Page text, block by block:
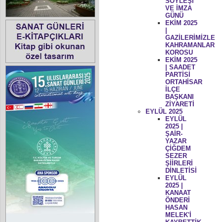
VE İMZA
GÜNÜ
EKİM 2025
GAZİLERİMİZLE
KAHRAMANLAR
KOROSU
EKİM 2025
| SAADET
PARTİSİ
ORTAHİSAR
İLÇE
BAŞKANI
ZİYARETİ
EYLÜL 2025
EYLÜL
2025 |
ŞAİR-
YAZAR
ÇİĞDEM
SEZER
ŞİİRLERİ
DİNLETİSİ
EYLÜL
2025 |
KANAAT
ÖNDERİ
HASAN
MELEK'İ